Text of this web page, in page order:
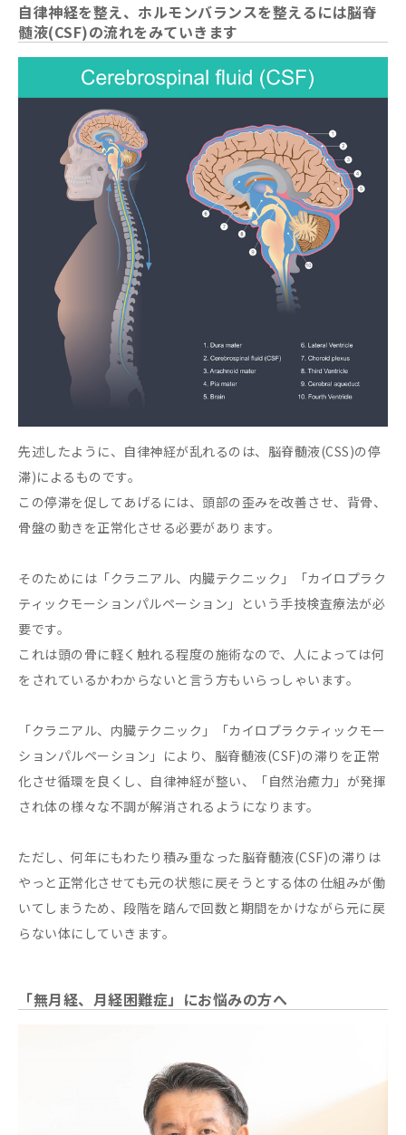
自律神経を整え、ホルモンバランスを整えるには脳脊
髄液(CSF)の流れをみていきます
先述したように、自律神経が乱れるのは、脳脊髄液(CSS)の停
滞)によるものです。
この停滞を促してあげるには、頭部の歪みを改善させ、背骨、
骨盤の動きを正常化させる必要があります。
そのためには「クラニアル、内臓テクニック」「カイロプラク
ティックモーションパルペーション」という手技検査療法が必
要です。
これは頭の骨に軽く触れる程度の施術なので、人によっては何
をされているかわからないと言う方もいらっしゃいます。
「クラニアル、内臓テクニック」「カイロプラクティックモー
ションパルペーション」により、脳脊髄液(CSF)の滞りを正常
化させ循環を良くし、自律神経が整い、「自然治癒力」が発揮
され体の様々な不調が解消されるようになります。
ただし、何年にもわたり積み重なった脳脊髄液(CSF)の滞りは
やっと正常化させても元の状態に戻そうとする体の仕組みが働
いてしまうため、段階を踏んで回数と期間をかけながら元に戻
らない体にしていきます。
「無月経、月経困難症」にお悩みの方へ